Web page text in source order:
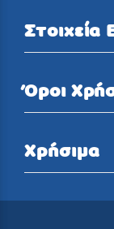
Στοιχεία
Όροι
Χρήσιμα